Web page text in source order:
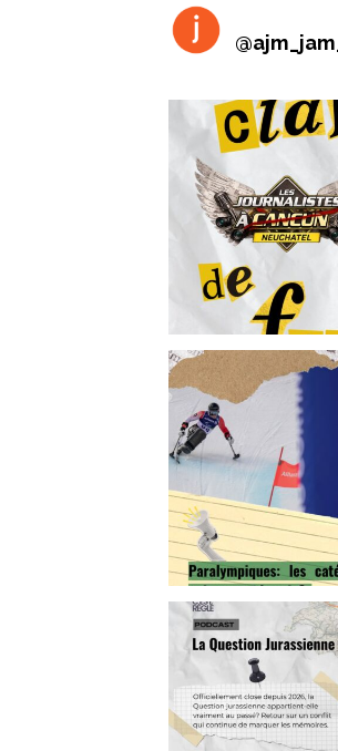
@ajm_jam_